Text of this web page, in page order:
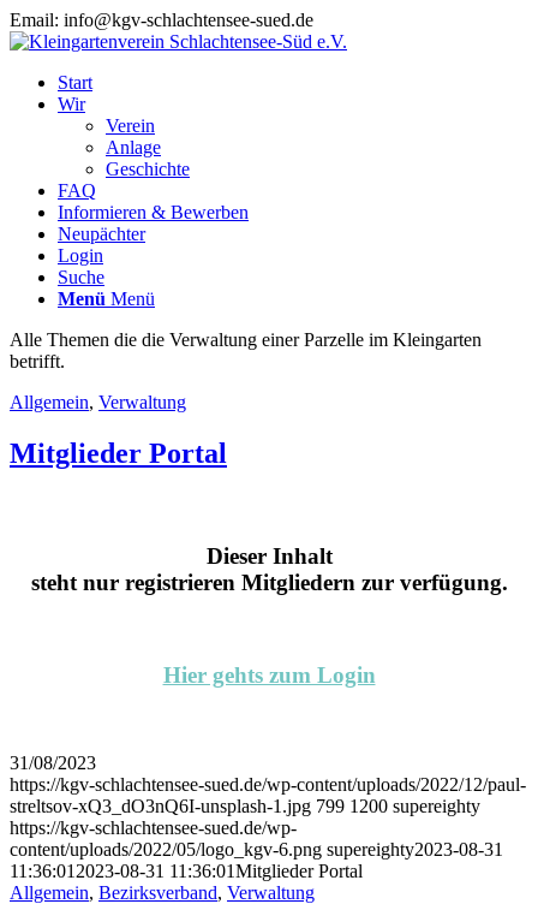
Email: info@kgv-schlachtensee-sued.de
Start
Wir
Verein
Anlage
Geschichte
FAQ
Informieren & Bewerben
Neupächter
Login
Suche
Menü Menü
Alle Themen die die Verwaltung einer Parzelle im Kleingarten
betrifft.
Allgemein, Verwaltung
Mitglieder Portal
Dieser Inhalt
steht nur registrieren Mitgliedern zur verfügung.
Hier gehts zum Login
31/08/2023
https://kgv-schlachtensee-sued.de/wp-content/uploads/2022/12/paul-
streltsov-xQ3_dO3nQ6I-unsplash-1.jpg 799 1200 supereighty
https://kgv-schlachtensee-sued.de/wp-
content/uploads/2022/05/logo_kgv-6.png supereighty2023-08-31
11:36:01 2023-08-31 11:36:01Mitglieder Portal
Allgemein, Bezirksverband, Verwaltung